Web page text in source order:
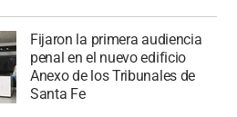
Fijaron la primera audiencia
penal en el nuevo edificio
Anexo de los Tribunales de
Santa Fe